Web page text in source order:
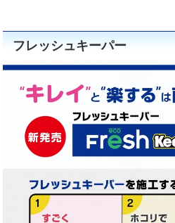
フレッシュキーパー